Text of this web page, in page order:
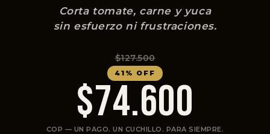
Corta tomate, carne y yuca
sin esfuerzo ni frustraciones.
$127.500
41% OFF
$74.600
COP — UN PAGO. UN CUCHILLO. PARA SIEMPRE.